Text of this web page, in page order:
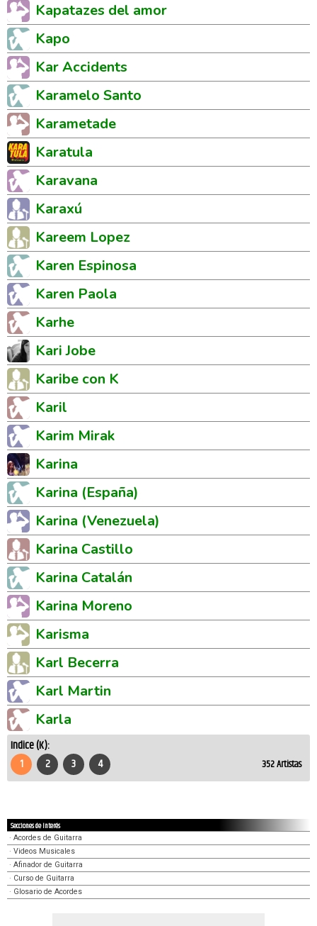
Kapatazes del amor
Kapo
Kar Accidents
Karamelo Santo
Karametade
Karatula
Karavana
Karaxú
Kareem Lopez
Karen Espinosa
Karen Paola
Karhe
Kari Jobe
Karibe con K
Karil
Karim Mirak
Karina
Karina (España)
Karina (Venezuela)
Karina Castillo
Karina Catalán
Karina Moreno
Karisma
Karl Becerra
Karl Martin
Karla
Indice (K):
1 2 3 4 352Artistas
Secciones de Interés
· Acordes de Guitarra
· Videos Musicales
· Afinador de Guitarra
· Curso de Guitarra
· Glosario de Acordes